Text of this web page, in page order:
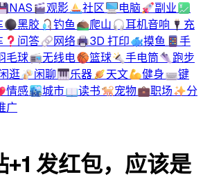
NAS🎬观影⛵社区🖥️电脑🚀副业💹
⚫黑胶 🎣钓鱼⛰️爬山🎧耳机音响 🔌 充
❓ 问答🔗网络🖨️3D 打印🐟摸鱼 📱手
毛球📻无线电🏀篮球🔦手电筒👟跑步
逛🍻闲聊🎹乐器🪐天文💪健身⌨️键
情感🏙️城市📖读书🐕宠物💼职场✨分
广
发红包，应该是